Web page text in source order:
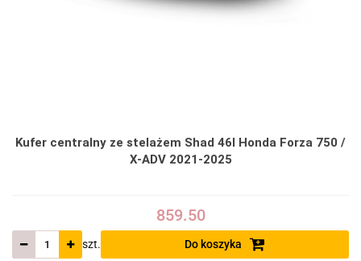
Kufer centralny ze stelażem Shad 46l Honda Forza 750 /
X-ADV 2021-2025
859.50
szt. Do koszyka